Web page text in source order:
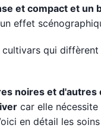
et compact et un
effet
qui
noires et
car elle
en détail les